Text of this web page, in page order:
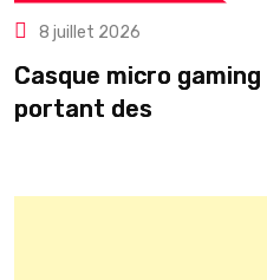
8 juillet 2026
Casque micro
portant des